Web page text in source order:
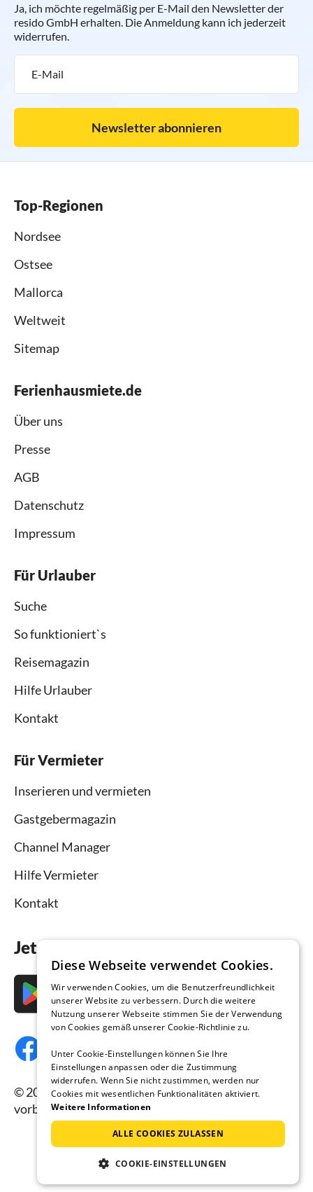
Ja, ich möchte regelmäßig per E-Mail den Newsletter der
resido GmbH erhalten. Die Anmeldung kann ich jederzeit
widerrufen.
Newsletter abonnieren
Top-Regionen
Nordsee
Ostsee
Mallorca
Weltweit
Sitemap
Ferienhausmiete.de
Über uns
Presse
AGB
Datenschutz
Impressum
Für Urlauber
Suche
So funktioniert`s
Reisemagazin
Hilfe Urlauber
Kontakt
Für Vermieter
Inserieren und vermieten
Gastgebermagazin
Channel Manager
Hilfe Vermieter
Kontakt
Jetzt die App downloaden
© 2026 Ferienhausmiete.de, alle Rechte
vorbehalten.
Diese Webseite verwendet Cookies.
Wir verwenden Cookies, um die Benutzerfreundlichkeit
unserer Website zu verbessern. Durch die weitere
Nutzung unserer Webseite stimmen Sie der Verwendung
von Cookies gemäß unserer Cookie-Richtlinie zu.
Unter Cookie-Einstellungen können Sie Ihre
Einstellungen anpassen oder die Zustimmung
widerrufen. Wenn Sie nicht zustimmen, werden nur
Cookies mit wesentlichen Funktionalitäten aktiviert.
Weitere Informationen
ALLE COOKIES ZULASSEN
COOKIE-EINSTELLUNGEN